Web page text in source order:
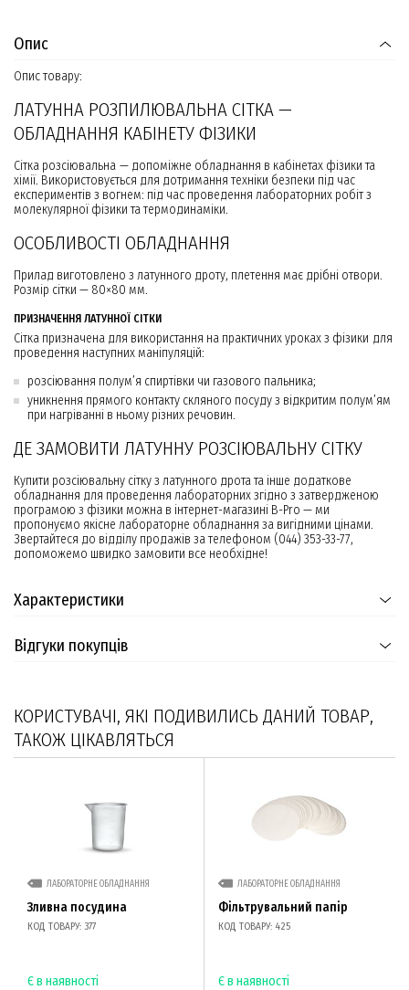
Опис
Опис товару:
ЛАТУННА РОЗПИЛЮВАЛЬНА СІТКА —
ОБЛАДНАННЯ КАБІНЕТУ ФІЗИКИ
Сітка розсіювальна — допоміжне обладнання в кабінетах фізики та
хімії. Використовується для дотримання техніки безпеки під час
експериментів з вогнем: під час проведення лабораторних робіт з
молекулярної фізики та термодинаміки.
ОСОБЛИВОСТІ ОБЛАДНАННЯ
Прилад виготовлено з латунного дроту, плетення має дрібні отвори.
Розмір сітки — 80×80 мм.
ПРИЗНАЧЕННЯ ЛАТУННОЇ СІТКИ
Сітка призначена для використання на практичних уроках з фізики для
проведення наступних маніпуляцій:
розсіювання полум’я спиртівки чи газового пальника;
уникнення прямого контакту скляного посуду з відкритим полум’ям
при нагріванні в ньому різних речовин.
ДЕ ЗАМОВИТИ ЛАТУННУ РОЗСІЮВАЛЬНУ СІТКУ
Купити розсіювальну сітку з латунного дрота та інше додаткове
обладнання для проведення лабораторних згідно з затвердженою
програмою з фізики можна в інтернет-магазині B-Pro — ми
пропонуємо якісне лабораторне обладнання за вигідними цінами.
Звертайтеся до відділу продажів за телефоном (044) 353-33-77,
допоможемо швидко замовити все необхідне!
Характеристики
Відгуки покупців
КОРИСТУВАЧІ, ЯКІ ПОДИВИЛИСЬ ДАНИЙ ТОВАР,
ТАКОЖ ЦІКАВЛЯТЬСЯ
ЛАБОРАТОРНЕ ОБЛАДНАННЯ
Зливна посудина
КОД ТОВАРУ: 377
Є в наявності
ЛАБОРАТОРНЕ ОБЛАДНАННЯ
Фільтрувальний папір
КОД ТОВАРУ: 425
Є в наявності